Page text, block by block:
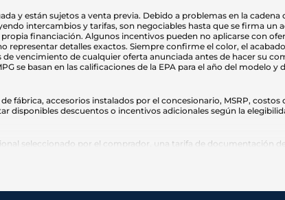
y están sujetos a venta previa. Debido a problemas en la
intercambios y tarifas, son negociables hasta que se firma un
financiación. Algunos incentivos pueden no aplicarse con
representar detalles exactos. Siempre confirme el color, el
vencimiento de cualquier oferta anunciada antes de hacer su
se basan en las calificaciones de la EPA para el año del modelo y
fábrica, accesorios instalados por el concesionario, MSRP,
disponibles descuentos o incentivos adicionales según la
seleccionado por el comprador, una tarifa de documentación
y tarifas de título.